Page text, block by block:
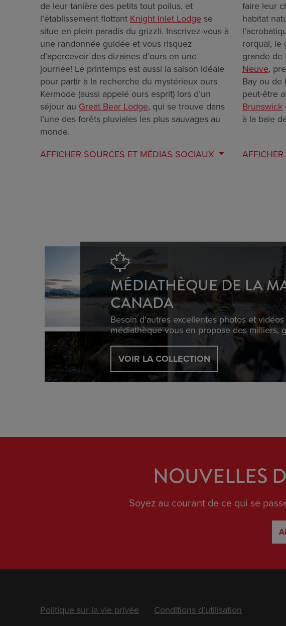
de leur tanière des petits tout poilus, et
l’établissement flottant Knight Inlet Lodge se
situe en plein paradis du grizzli. Inscrivez-vous à
une randonnée guidée et vous risquez
d’apercevoir des dizaines d’ours en une
journée! Le printemps est aussi la saison idéale
pour partir à la recherche du mystérieux ours
Kermode (aussi appelé ours esprit) lors d’un
séjour au Great Bear Lodge, qui se trouve dans
l’une des forêts pluviales les plus sauvages au
monde.
AFFICHER SOURCES ET MÉDIAS SOCIAUX
faire leur
habitat
rorqual, le
grande de
Neuve,
Bay ou de
peut-être
Brunswick
à la baie
AFFICHER
MÉDIATHÈQUE DE LA
CANADA
Besoin d’autres excellentes photos et vidéos
médiathèque vous en propose des milliers,
VOIR LA COLLECTION
NOUVELLES
Soyez au courant de ce qui se
Footer
Politique sur la vie privée Conditions d’utilisation